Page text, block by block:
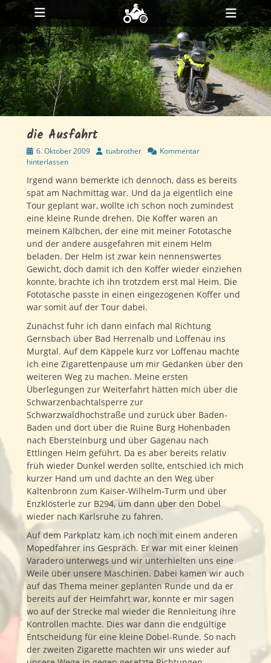
Primäres Menü
Zum
Inhalt
springen
die Ausfahrt
Veröffentlicht
am
6. Oktober 2009 Autortuxbrother
Kommentar
hinterlassen
Irgend wann bemerkte ich dennoch, dass es bereits
spät am Nachmittag war. Und da ja eigentlich eine
Tour geplant war, wollte ich schon noch zumindest
eine kleine Runde drehen. Die Koffer waren an
meinem Kälbchen, der eine mit meiner Fototasche
und der andere ausgefahren mit einem Helm
beladen. Der Helm ist zwar kein nennenswertes
Gewicht, doch damit ich den Koffer wieder einziehen
konnte, brachte ich ihn trotzdem erst mal Heim. Die
Fototasche passte in einen eingezogenen Koffer und
war somit auf der Tour dabei.
Zunächst fuhr ich dann einfach mal Richtung
Gernsbach über Bad Herrenalb und Loffenau ins
Murgtal. Auf dem Käppele kurz vor Loffenau machte
ich eine Zigarettenpause um mir Gedanken über den
weiteren Weg zu machen. Meine ersten
Überlegungen zur Weiterfahrt hätten mich über die
Schwarzenbachtalsperre zur
Schwarzwaldhochstraße und zurück über Baden-
Baden und dort über die Ruine Burg Hohenbaden
nach Ebersteinburg und über Gagenau nach
Ettlingen Heim geführt. Da es aber bereits relativ
früh wieder Dunkel werden sollte, entschied ich mich
kurzer Hand um und dachte an den Weg über
Kaltenbronn zum Kaiser-Wilhelm-Turm und über
Enzklösterle zur B294, um dann über den Dobel
wieder nach Karlsruhe zu fahren.
Auf dem Parkplatz kam ich noch mit einem anderen
Mopedfahrer ins Gespräch. Er war mit einer kleinen
Varadero unterwegs und wir unterhielten uns eine
Weile über unsere Maschinen. Dabei kamen wir auch
auf das Thema meiner geplanten Runde und da er
bereits auf der Heimfahrt war, konnte er mir sagen
wo auf der Strecke mal wieder die Rennleitung ihre
Kontrollen machte. Dies war dann die endgültige
Entscheidung für eine kleine Dobel-Runde. So nach
der zweiten Zigarette machten wir uns wieder auf